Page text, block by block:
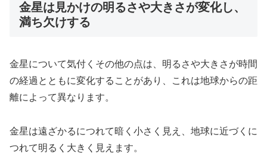
金星は見かけの明るさや大きさが変化し、
満ち欠けする
金星について気付くその他の点は、明るさや大きさが時間
の経過とともに変化することがあり、これは地球からの距
離によって異なります。
金星は遠ざかるにつれて暗く小さく見え、地球に近づくに
つれて明るく大きく見えます。